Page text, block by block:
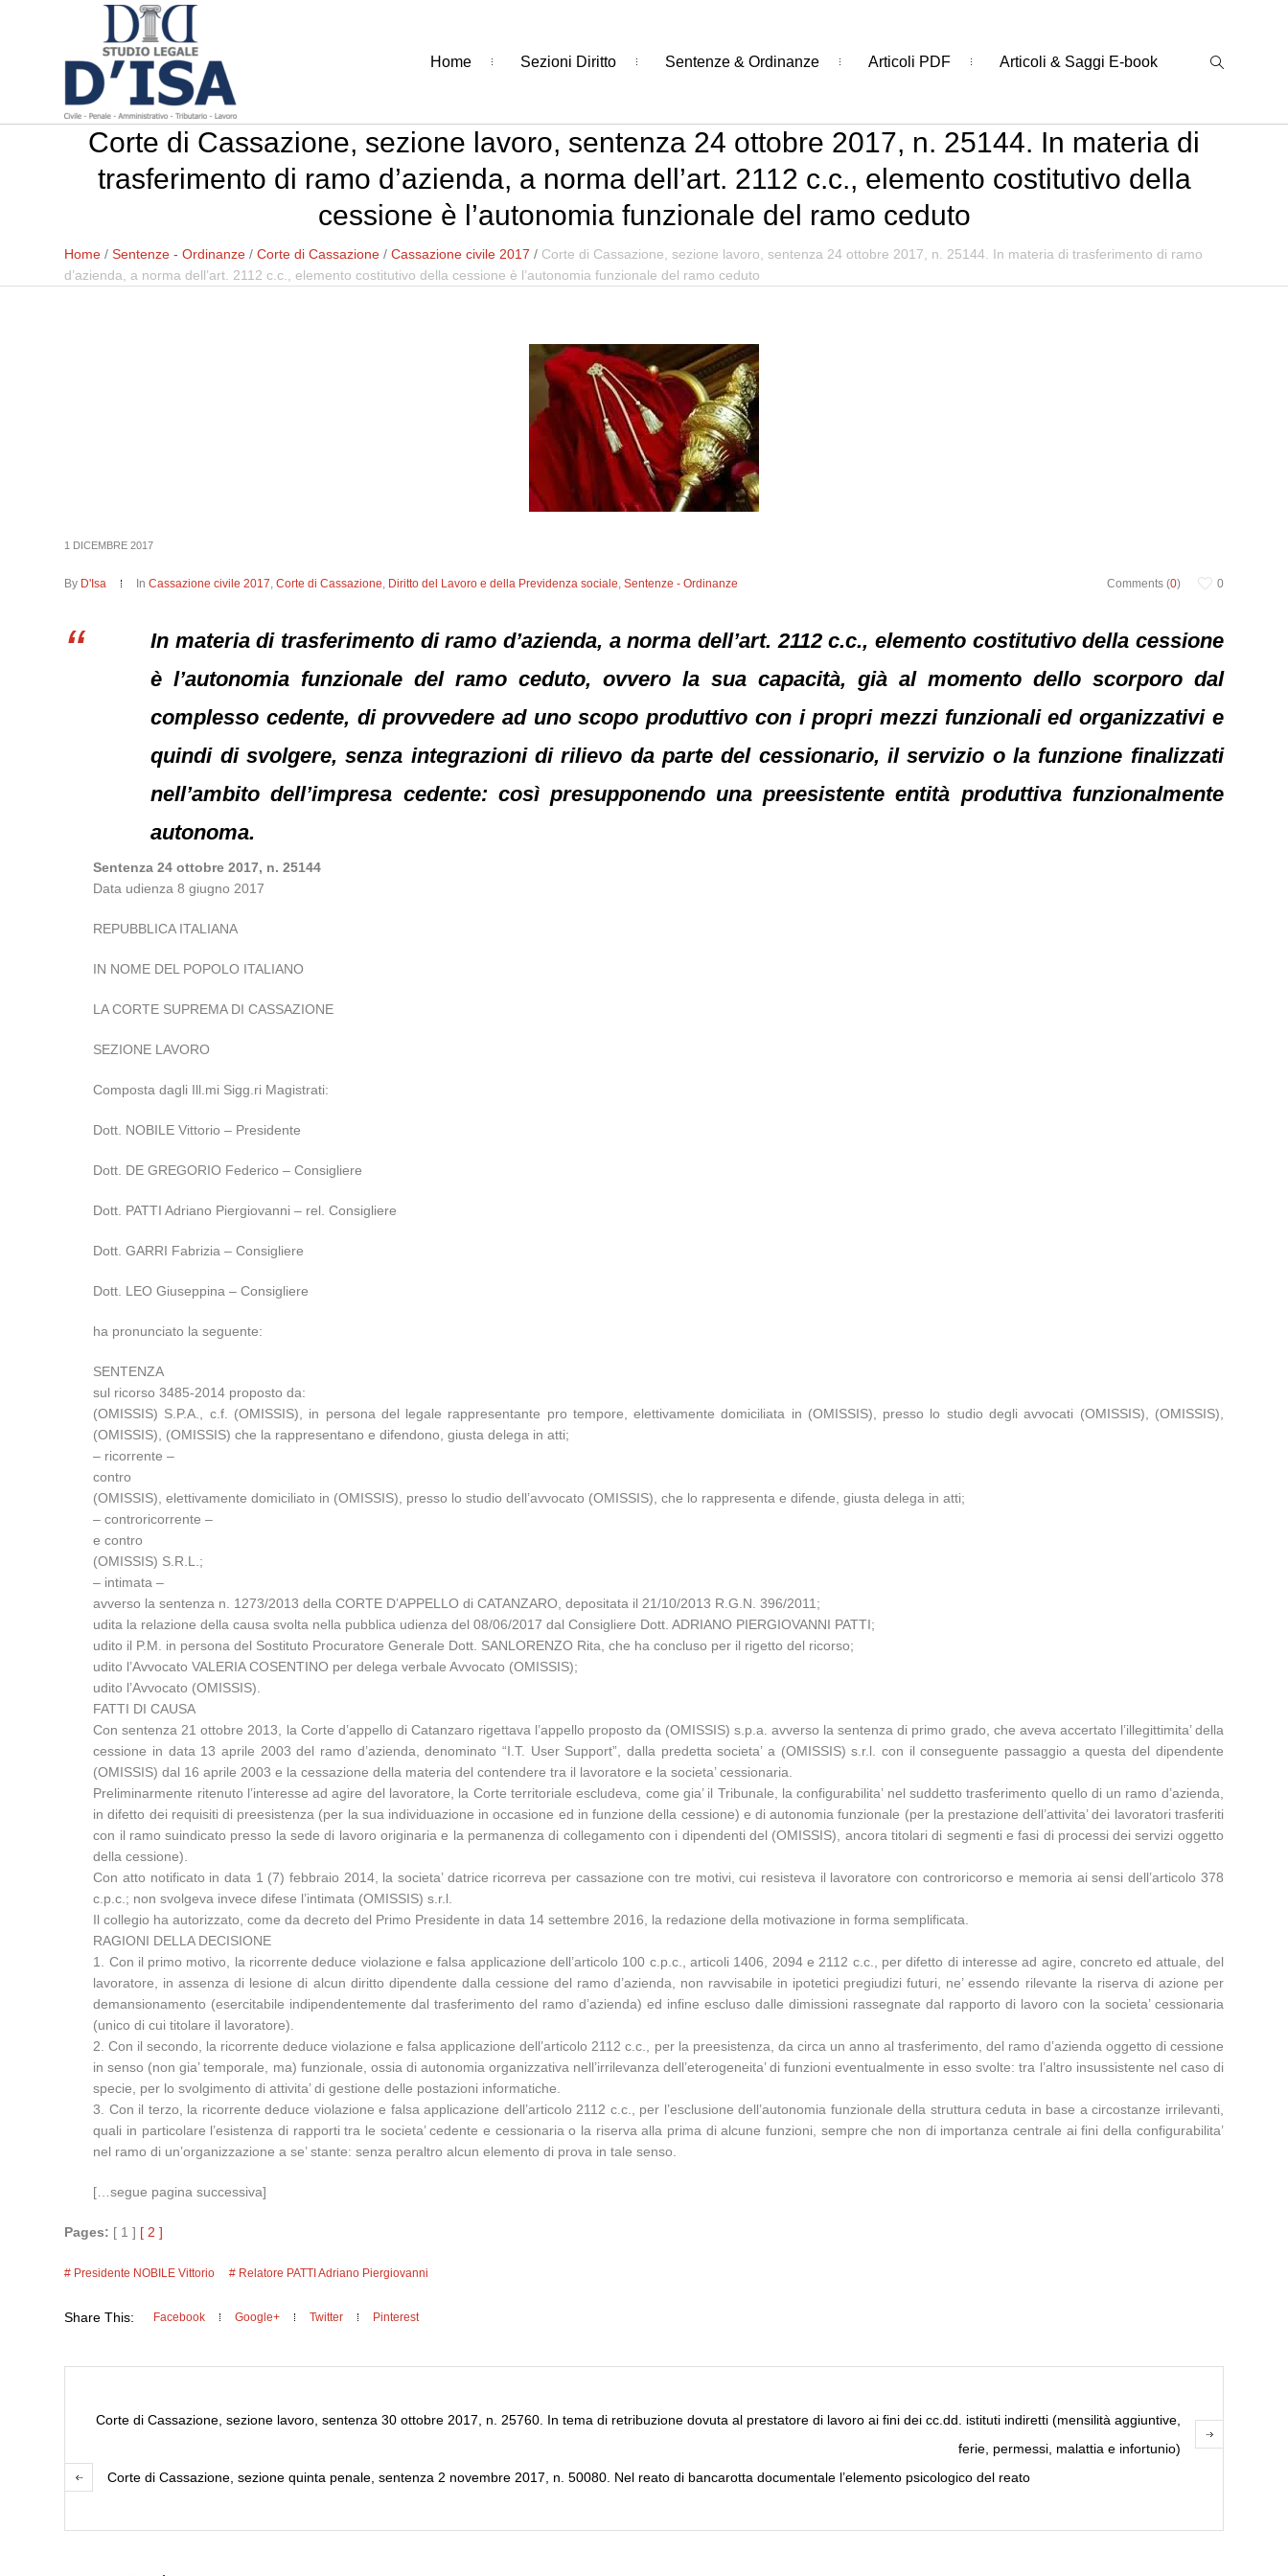
Home Sezioni Diritto Sentenze & Ordinanze Articoli PDF Articoli & Saggi E-book
Corte di Cassazione, sezione lavoro, sentenza 24 ottobre 2017, n. 25144. In materia di
trasferimento di ramo d’azienda, a norma dell’art. 2112 c.c., elemento costitutivo della
cessione è l’autonomia funzionale del ramo ceduto
Home /Sentenze - Ordinanze /Corte di Cassazione /Cassazione civile 2017 / Corte di Cassazione, sezione lavoro, sentenza 24 ottobre 2017, n. 25144. In materia di trasferimento di ramo
d’azienda, a norma dell’art. 2112 c.c., elemento costitutivo della cessione è l’autonomia funzionale del ramo ceduto
1 DICEMBRE 2017
Comments (0) 0
By D'Isa InCassazione civile 2017,Corte di Cassazione, Diritto del Lavoro e della Previdenza sociale,Sentenze - Ordinanze
In materia di trasferimento di ramo d’azienda, a norma dell’art. 2112 c.c., elemento costitutivo della cessione
è l’autonomia funzionale del ramo ceduto, ovvero la sua capacità, già al momento dello scorporo dal
complesso cedente, di provvedere ad uno scopo produttivo con i propri mezzi funzionali ed organizzativi e
quindi di svolgere, senza integrazioni di rilievo da parte del cessionario, il servizio o la funzione finalizzati
nell’ambito dell’impresa cedente: così presupponendo una preesistente entità produttiva funzionalmente
autonoma.
Sentenza 24 ottobre 2017, n. 25144
Data udienza 8 giugno 2017
REPUBBLICA ITALIANA
IN NOME DEL POPOLO ITALIANO
LA CORTE SUPREMA DI CASSAZIONE
SEZIONE LAVORO
Composta dagli Ill.mi Sigg.ri Magistrati:
Dott. NOBILE Vittorio – Presidente
Dott. DE GREGORIO Federico – Consigliere
Dott. PATTI Adriano Piergiovanni – rel. Consigliere
Dott. GARRI Fabrizia – Consigliere
Dott. LEO Giuseppina – Consigliere
ha pronunciato la seguente:
SENTENZA
sul ricorso 3485-2014 proposto da:
(OMISSIS) S.P.A., c.f. (OMISSIS), in persona del legale rappresentante pro tempore, elettivamente domiciliata in (OMISSIS), presso lo studio degli avvocati (OMISSIS), (OMISSIS),
(OMISSIS), (OMISSIS) che la rappresentano e difendono, giusta delega in atti;
– ricorrente –
contro
(OMISSIS), elettivamente domiciliato in (OMISSIS), presso lo studio dell’avvocato (OMISSIS), che lo rappresenta e difende, giusta delega in atti;
– controricorrente –
e contro
(OMISSIS) S.R.L.;
– intimata –
avverso la sentenza n. 1273/2013 della CORTE D’APPELLO di CATANZARO, depositata il 21/10/2013 R.G.N. 396/2011;
udita la relazione della causa svolta nella pubblica udienza del 08/06/2017 dal Consigliere Dott. ADRIANO PIERGIOVANNI PATTI;
udito il P.M. in persona del Sostituto Procuratore Generale Dott. SANLORENZO Rita, che ha concluso per il rigetto del ricorso;
udito l’Avvocato VALERIA COSENTINO per delega verbale Avvocato (OMISSIS);
udito l’Avvocato (OMISSIS).
FATTI DI CAUSA
Con sentenza 21 ottobre 2013, la Corte d’appello di Catanzaro rigettava l’appello proposto da (OMISSIS) s.p.a. avverso la sentenza di primo grado, che aveva accertato l’illegittimita’ della
cessione in data 13 aprile 2003 del ramo d’azienda, denominato “I.T. User Support”, dalla predetta societa’ a (OMISSIS) s.r.l. con il conseguente passaggio a questa del dipendente
(OMISSIS) dal 16 aprile 2003 e la cessazione della materia del contendere tra il lavoratore e la societa’ cessionaria.
Preliminarmente ritenuto l’interesse ad agire del lavoratore, la Corte territoriale escludeva, come gia’ il Tribunale, la configurabilita’ nel suddetto trasferimento quello di un ramo d’azienda,
in difetto dei requisiti di preesistenza (per la sua individuazione in occasione ed in funzione della cessione) e di autonomia funzionale (per la prestazione dell’attivita’ dei lavoratori trasferiti
con il ramo suindicato presso la sede di lavoro originaria e la permanenza di collegamento con i dipendenti del (OMISSIS), ancora titolari di segmenti e fasi di processi dei servizi oggetto
della cessione).
Con atto notificato in data 1 (7) febbraio 2014, la societa’ datrice ricorreva per cassazione con tre motivi, cui resisteva il lavoratore con controricorso e memoria ai sensi dell’articolo 378
c.p.c.; non svolgeva invece difese l’intimata (OMISSIS) s.r.l.
Il collegio ha autorizzato, come da decreto del Primo Presidente in data 14 settembre 2016, la redazione della motivazione in forma semplificata.
RAGIONI DELLA DECISIONE
1. Con il primo motivo, la ricorrente deduce violazione e falsa applicazione dell’articolo 100 c.p.c., articoli 1406, 2094 e 2112 c.c., per difetto di interesse ad agire, concreto ed attuale, del
lavoratore, in assenza di lesione di alcun diritto dipendente dalla cessione del ramo d’azienda, non ravvisabile in ipotetici pregiudizi futuri, ne’ essendo rilevante la riserva di azione per
demansionamento (esercitabile indipendentemente dal trasferimento del ramo d’azienda) ed infine escluso dalle dimissioni rassegnate dal rapporto di lavoro con la societa’ cessionaria
(unico di cui titolare il lavoratore).
2. Con il secondo, la ricorrente deduce violazione e falsa applicazione dell’articolo 2112 c.c., per la preesistenza, da circa un anno al trasferimento, del ramo d’azienda oggetto di cessione
in senso (non gia’ temporale, ma) funzionale, ossia di autonomia organizzativa nell’irrilevanza dell’eterogeneita’ di funzioni eventualmente in esso svolte: tra l’altro insussistente nel caso di
specie, per lo svolgimento di attivita’ di gestione delle postazioni informatiche.
3. Con il terzo, la ricorrente deduce violazione e falsa applicazione dell’articolo 2112 c.c., per l’esclusione dell’autonomia funzionale della struttura ceduta in base a circostanze irrilevanti,
quali in particolare l’esistenza di rapporti tra le societa’ cedente e cessionaria o la riserva alla prima di alcune funzioni, sempre che non di importanza centrale ai fini della configurabilita’
nel ramo di un’organizzazione a se’ stante: senza peraltro alcun elemento di prova in tale senso.
[…segue pagina successiva]
Pages: [ 1 ] [ 2 ]
Presidente NOBILE Vittorio Relatore PATTI Adriano Piergiovanni
Share This: Facebook Google+ Twitter Pinterest
Corte di Cassazione, sezione lavoro, sentenza 30 ottobre 2017, n. 25760. In tema di retribuzione dovuta al prestatore di lavoro ai fini dei cc.dd. istituti indiretti (mensilità aggiuntive,
ferie, permessi, malattia e infortunio)
Corte di Cassazione, sezione quinta penale, sentenza 2 novembre 2017, n. 50080. Nel reato di bancarotta documentale l’elemento psicologico del reato